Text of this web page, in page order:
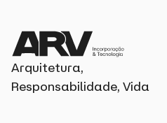
Arquitetura,
Responsabilidade, Vida